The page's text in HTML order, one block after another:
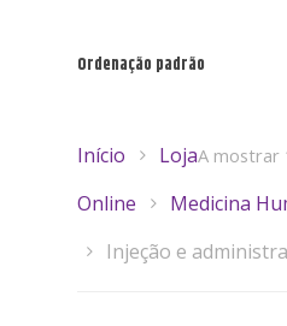
Ordenação padrão
A mostrar
Início
Loja
Online
Medicina
Injeção e